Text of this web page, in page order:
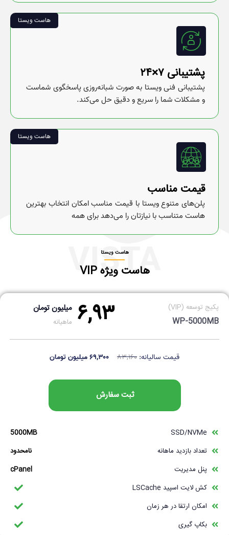
پشتیبانی ۷×۲۴
پشتیبانی فنی ویستا به صورت شبانه‌روزی پاسخگوی شماست
و مشکلات شما را سریع و دقیق حل می‌کند.
هاست ویستا
قیمت مناسب
پلن‌های متنوع ویستا با قیمت مناسب امکان انتخاب بهترین
هاست متناسب با نیازتان را می‌دهد برای همه
هاست ویستا
VISTA
هاست ویستا
هاست ویژه VIP
پکیج توسعه (VIP)
WP-5000MB ۶,۹۳ میلیون تومان
ماهیانه
قیمت سالیانه: ۸۳,۱۶۰ ۶۹,۳۰۰ میلیون تومان
ثبت سفارش
SSD/NVMe
تعداد بازدید ماهانه
پنل مدیریت
کش لایت اسپید LSCache
امکان ارتقا در هر زمان
بکاپ گیری
5000MB
نامحدود
cPanel